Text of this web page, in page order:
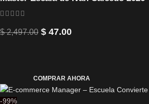
$2,497.00 $ 47.00
COMPRAR AHORA
-99%